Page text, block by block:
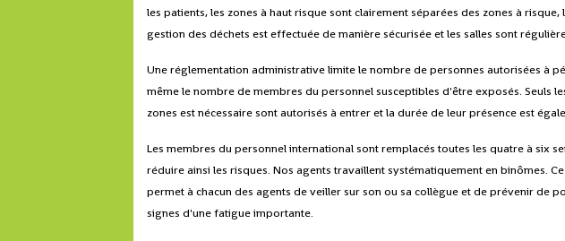
les patients, les zones à haut risque sont clairement séparées des zones à
gestion des déchets est effectuée de manière sécurisée et les salles sont
Une réglementation administrative limite le nombre de personnes autorisées à
même le nombre de membres du personnel susceptibles d'être exposés. Seuls
zones est nécessaire sont autorisés à entrer et la durée de leur présence est
Les membres du personnel international sont remplacés toutes les quatre à six
réduire ainsi les risques. Nos agents travaillent systématiquement en binômes.
permet à chacun des agents de veiller sur son ou sa collègue et de prévenir de
signes d'une fatigue importante.